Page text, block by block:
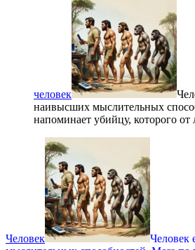
человек
наивысших мыслительных
напоминает убийцу, которого
Человек
Человек